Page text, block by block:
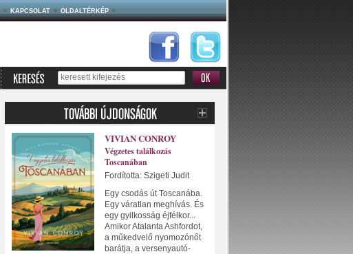
KAPCSOLAT OLDALTÉRKÉP
VIVIAN CONROY
Végzetes találkozás
Toscanában
Fordította: Szigeti Judit
Egy csodás út Toscanába.
Egy váratlan meghívás. És
egy gyilkosság éjfélkor...
Amikor Atalanta Ashfordot,
a műkedvelő nyomozónőt
barátja, a versenyautó-